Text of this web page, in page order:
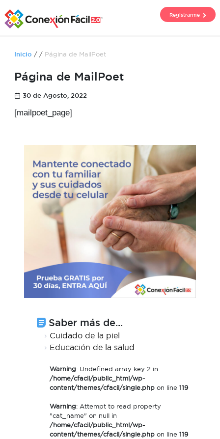
Registrarme
Inicio / / Página de MailPoet
Página de MailPoet
30 de Agosto, 2022
[mailpoet_page]
Saber más de...
Cuidado de la piel
Educación de la salud
Warning: Undefined array key 2 in
/home/cfacil/public_html/wp-
content/themes/cfacil/single.phpon line 119
Warning: Attempt to read property
"cat_name" on null in
/home/cfacil/public_html/wp-
content/themes/cfacil/single.phpon line 119